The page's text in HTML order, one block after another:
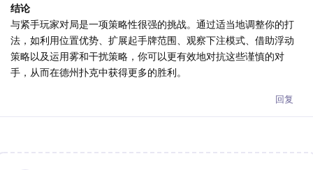
结论
与紧手玩家对局是一项策略性很强的挑战。通过适当地调整你的打
法，如利用位置优势、扩展起手牌范围、观察下注模式、借助浮动
策略以及运用雾和干扰策略，你可以更有效地对抗这些谨慎的对
手，从而在德州扑克中获得更多的胜利。
回复